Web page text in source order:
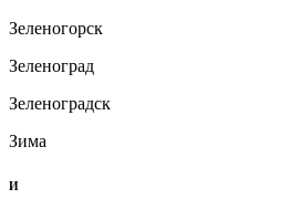
Зеленогорск
Зеленоград
Зеленоградск
Зима
И